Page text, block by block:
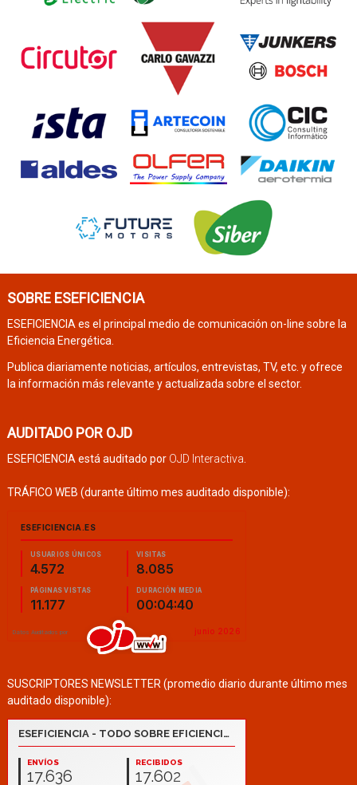
SOBRE ESEFICIENCIA
ESEFICIENCIA es el principal medio de comunicación on-line sobre la
Eficiencia Energética.
Publica diariamente noticias, artículos, entrevistas, TV, etc. y ofrece
la información más relevante y actualizada sobre el sector.
AUDITADO POR OJD
ESEFICIENCIA está auditado por OJD Interactiva
TRÁFICO WEB (durante último mes auditado disponible):
SUSCRIPTORES NEWSLETTER (promedio diario durante último mes
auditado disponible):